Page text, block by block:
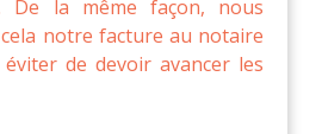
la même façon, nous
notre facture au notaire
de devoir avancer les